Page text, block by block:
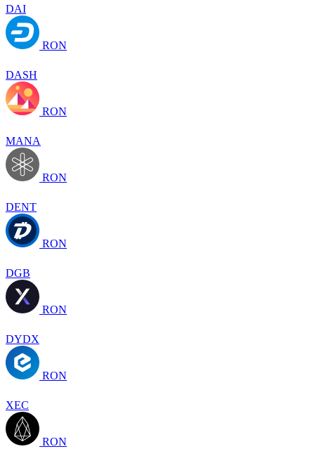
DAI
RON
DASH
RON
MANA
RON
DENT
RON
DGB
RON
DYDX
RON
XEC
RON